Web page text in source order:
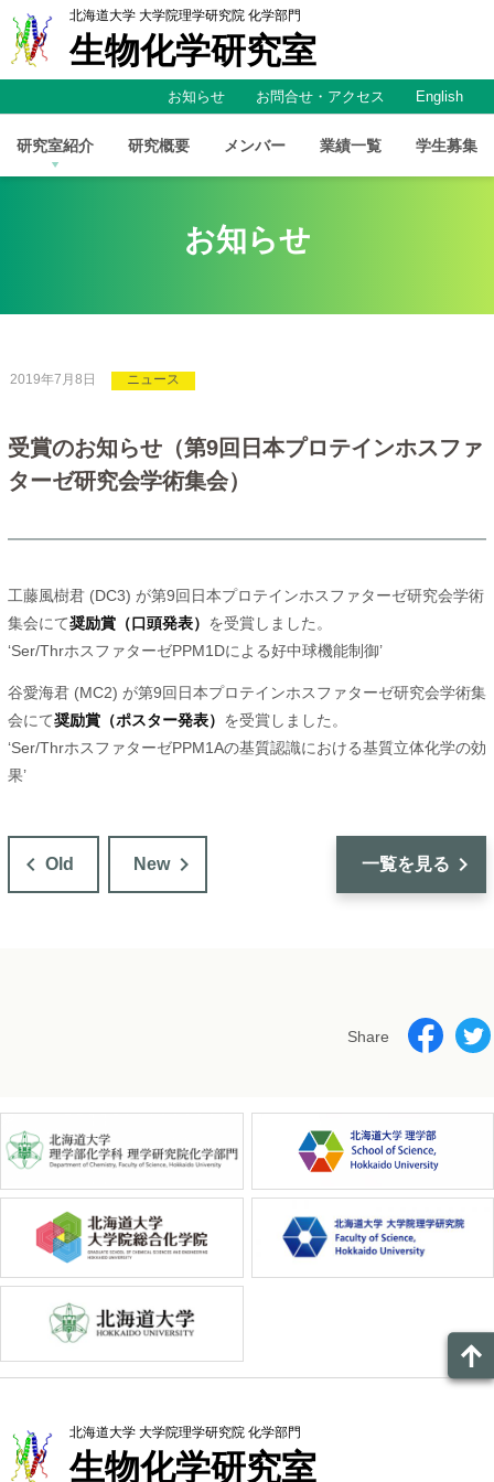
北海道大学 大学院理学研究院 化学部門
生物化学研究室
研究室紹介 研究概要 メンバー 業績一覧 学生募集
お知らせ お問合せ・アクセス English
お知らせ
2019年7月8日 ニュース
受賞のお知らせ （第9回日本プロテインホスファ
ターゼ研究会学術集会）
工藤風樹君 (DC3) が第9回日本プロテインホスファターゼ研究会学術
集会にて奨励賞（口頭発表） を受賞しました。
‘Ser/ThrホスファターゼPPM1Dによる好中球機能制御’
谷愛海君 (MC2) が第9回日本プロテインホスファターゼ研究会学術集
会にて奨励賞（ポスター発表） を受賞しました。
‘Ser/ThrホスファターゼPPM1Aの基質認識における基質立体化学の効
果’
投
ビ
Old New 一覧を見る
Share
北海道大学 大学院理学研究院 化学部門
生物化学研究室